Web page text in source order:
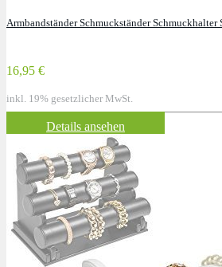
Armbandständer Schmuckständer Schmuckhalter
16,95 €
inkl. 19% gesetzlicher MwSt.
Details ansehen